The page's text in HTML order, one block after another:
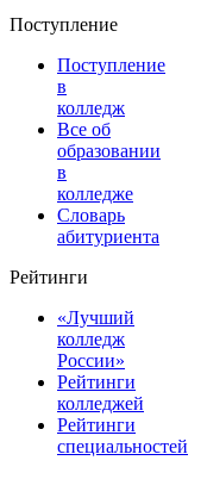
Поступление
Поступление
в
колледж
Все об
образовании
в
колледже
Словарь
абитуриента
Рейтинги
«Лучший
колледж
России»
Рейтинги
колледжей
Рейтинги
специальностей